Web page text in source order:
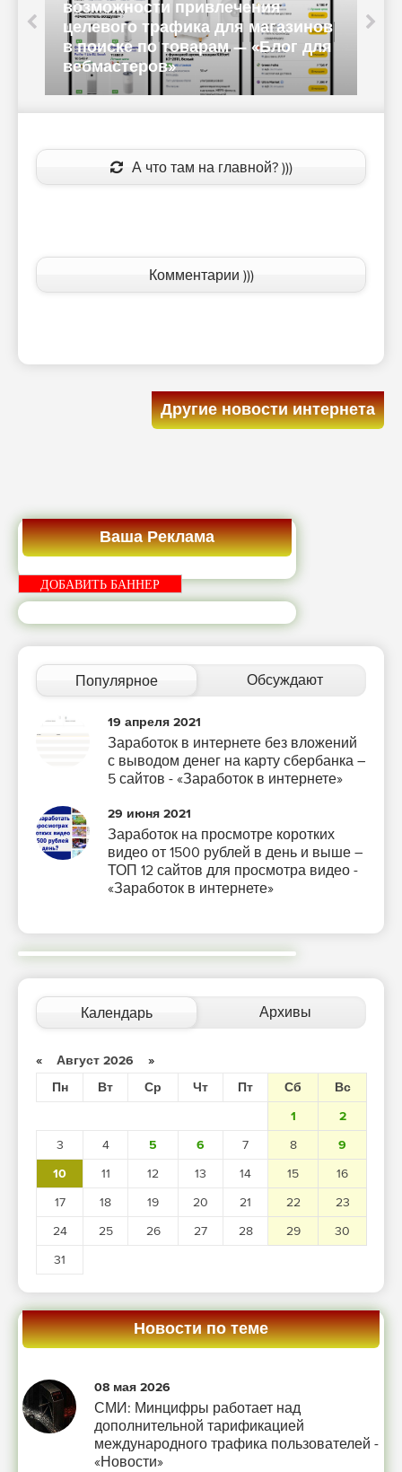
Обновление в сниппете сайта —
«Блог для вебмастеров»
А что там на главной? )))
Комментарии )))
Другие новости интернета
Ваша Реклама
ДОБАВИТЬ БАННЕР
Популярное Обсуждают
19 апреля 2021
Заработок в интернете без вложений
с выводом денег на карту сбербанка –
5 сайтов - «Заработок в интернете»
29 июня 2021
Заработок на просмотре коротких
видео от 1500 рублей в день и выше –
ТОП 12 сайтов для просмотра видео -
«Заработок в интернете»
Календарь Архивы
« Август 2026 »
Пн
Вт Ср Чт Пт Сб
Вс
1
2
3
4 5 6 7 8
9
10
11 12 13 14 15
16
17
18 19 20 21 22
23
24
25 26 27 28 29
30
31
Новости по теме
08 мая 2026
СМИ: Минцифры работает над
дополнительной тарификацией
международного трафика пользователей -
«Новости»